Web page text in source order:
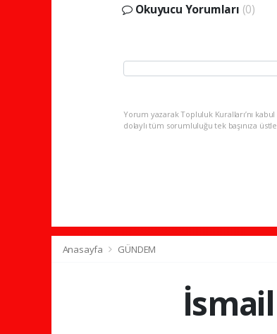
Okuyucu Yorumları (0)
Yorum yazarak Topluluk Kuralları’nı
dolaylı tüm sorumluluğu tek başınıza
Anasayfa GÜNDEM